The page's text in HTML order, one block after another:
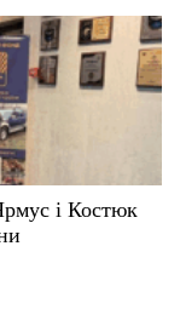
і Костюк